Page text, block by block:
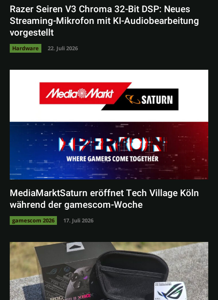
Razer Seiren V3 Chroma 32-Bit DSP: Neues
Streaming-Mikrofon mit KI-Audiobearbeitung
vorgestellt
Hardware 22. Juli 2026
MediaMarktSaturn eröffnet Tech Village Köln
während der gamescom-Woche
gamescom 2026 17. Juli 2026